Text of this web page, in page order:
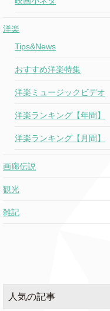
洋楽
Tips&News
おすすめ洋楽特集
洋楽ミュージックビデオ
洋楽ランキング【年間】
洋楽ランキング【月間】
画廊伝説
観光
雑記
人気の記事